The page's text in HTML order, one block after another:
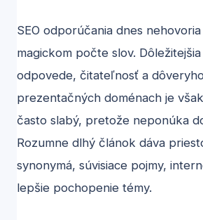
SEO odporúčania dnes
magickom počte slov.
odpovede, čitateľnosť a
prezentačných doménach je
často slabý, pretože neponúka
Rozumne dlhý článok dáva
synonymá, súvisiace pojmy,
lepšie pochopenie témy.